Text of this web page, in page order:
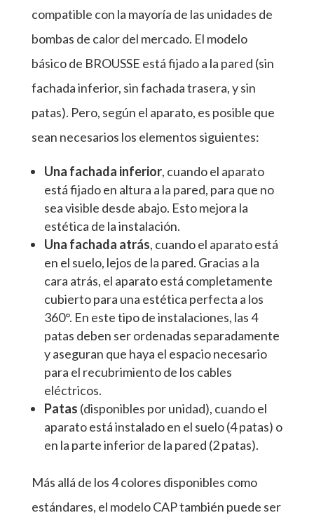
compatible con la mayoría de las unidades de
bombas de calor del mercado. El modelo
básico de BROUSSE está fijado a la pared (sin
fachada inferior, sin fachada trasera, y sin
patas). Pero, según el aparato, es posible que
sean necesarios los elementos siguientes:
Una fachada inferior, cuando el aparato
está fijado en altura a la pared, para que no
sea visible desde abajo. Esto mejora la
estética de la instalación.
Una fachada atrás, cuando el aparato está
en el suelo, lejos de la pared. Gracias a la
cara atrás, el aparato está completamente
cubierto para una estética perfecta a los
360°. En este tipo de instalaciones, las 4
patas deben ser ordenadas separadamente
y aseguran que haya el espacio necesario
para el recubrimiento de los cables
eléctricos.
Patas (disponibles por unidad), cuando el
aparato está instalado en el suelo (4 patas) o
en la parte inferior de la pared (2 patas).
Más allá de los 4 colores disponibles como
estándares, el modelo CAP también puede ser